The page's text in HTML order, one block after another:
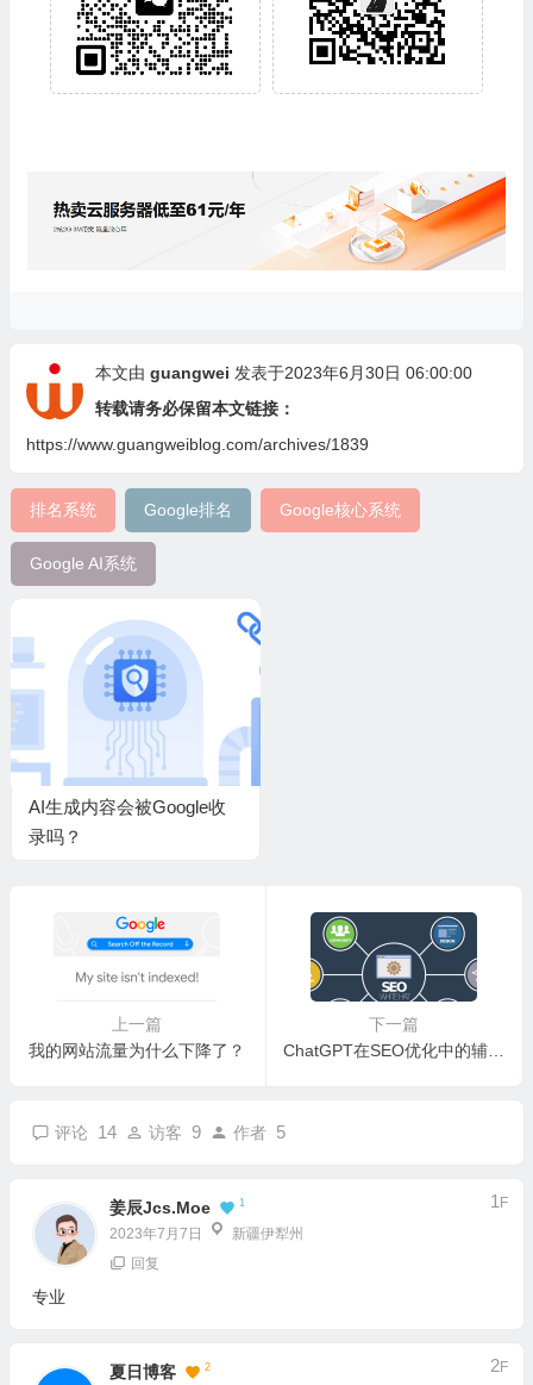
本文由 guangwei 发表于2023年6月30日 06:00:00
转载请务必保留本文链接：
https://www.guangweiblog.com/archives/1839
排名系统 Google排名 Google核心系统
Google AI系统
AI生成内容会被Google收
录吗？
上一篇
我的网站流量为什么下降了？
下一篇
ChatGPT在SEO优化中的辅助示例
评论 14 访客 9 作者 5
姜辰Jcs.Moe 1
2023年7月7日 新疆伊犁州
1 F
回复
专业
夏日博客 2 2F